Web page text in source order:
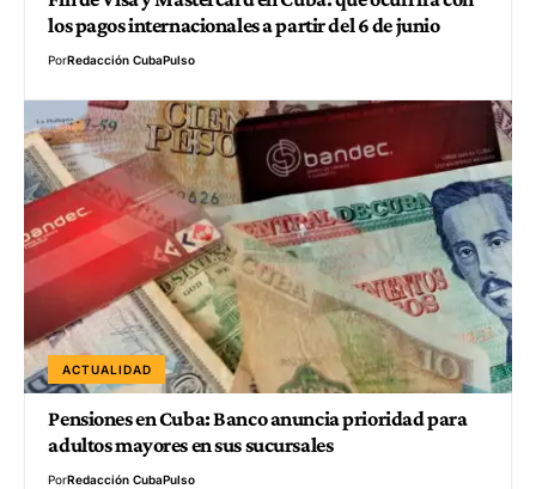
los pagos internacionales a partir del 6 de junio
PorRedacción CubaPulso
ACTUALIDAD
Pensiones en Cuba: Banco anuncia prioridad para
adultos mayores en sus sucursales
PorRedacción CubaPulso